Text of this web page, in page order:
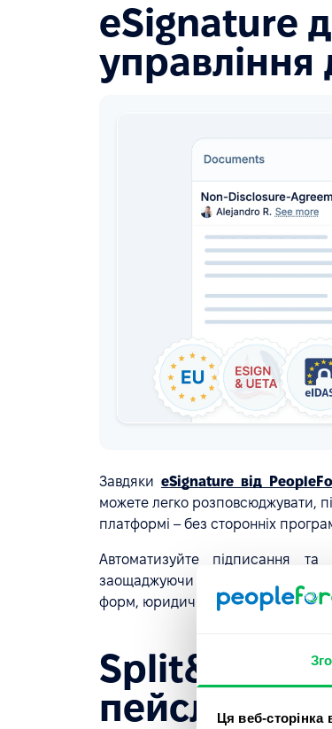
Ця веб-сторінка
eSignature
Завдяки eSignature від
можете легко розповсюджувати,
платформі – без сторонніх
Автоматизуйте підписання та
заощаджуючи робочі години. Це
форм, юридичних паперів,
Split&Sign
пейсліпами